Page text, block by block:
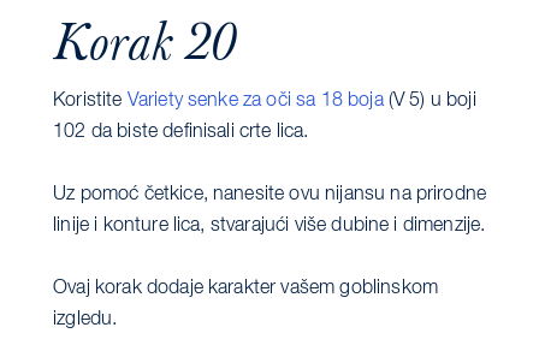
Korak 20
Koristite Variety senke za oči sa 18 boja(V 5) u boji
102 da biste definisali crte lica.
Uz pomoć četkice, nanesite ovu nijansu na prirodne
linije i konture lica, stvarajući više dubine i dimenzije.
Ovaj korak dodaje karakter vašem goblinskom
izgledu.